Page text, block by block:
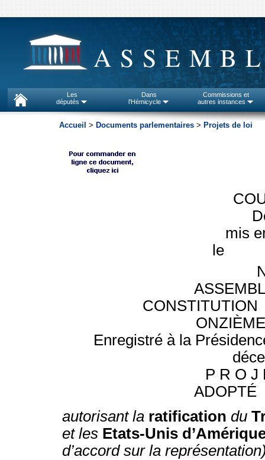
Les
députés
Dans
l'Hémicycle
Commissions et
autres instances
Accueil > Documents parlementaires > Projets de loi
mis
Enregistré à la
P R O
ADOPTÉ
autorisant la ratification du
et les Etats-Unis
d’accord sur la